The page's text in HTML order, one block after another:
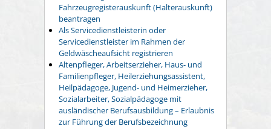
Fahrzeugregisterauskunft (Halterauskunft)
beantragen
Als Servicedienstleisterin oder
Servicedienstleister im Rahmen der
Geldwäscheaufsicht registrieren
Altenpfleger, Arbeitserzieher, Haus- und
Familienpfleger, Heilerziehungsassistent,
Heilpädagoge, Jugend- und Heimerzieher,
Sozialarbeiter, Sozialpädagoge mit
ausländischer Berufsausbildung – Erlaubnis
zur Führung der Berufsbezeichnung